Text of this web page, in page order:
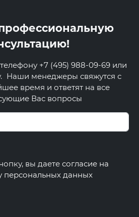
+7 (495) 988-09-69 или
Наши менеджеры свяжутся с
время и ответят на все
Вас вопросы
вы даете согласие на
персональных данных